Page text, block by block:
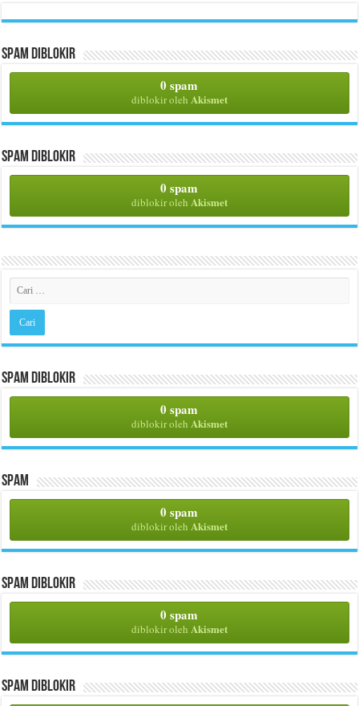
Spam Diblokir
0 spam
diblokir oleh Akismet
Spam Diblokir
0 spam
diblokir oleh Akismet
Spam Diblokir
0 spam
diblokir oleh Akismet
Spam
0 spam
diblokir oleh Akismet
Spam Diblokir
0 spam
diblokir oleh Akismet
Spam Diblokir